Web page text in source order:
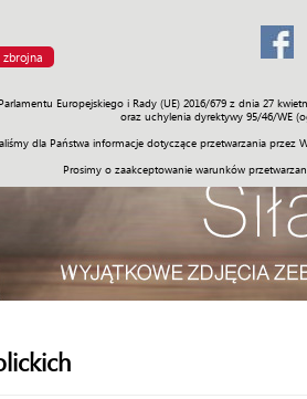
zbrojna
Europejskiego i Rady (UE) 2016/679 z dnia 27
oraz uchylenia dyrektywy 95/46/WE
dla Państwa informacje dotyczące przetwarzania
Prosimy o zaakceptowanie warunków
Prawo Świat Społeczność